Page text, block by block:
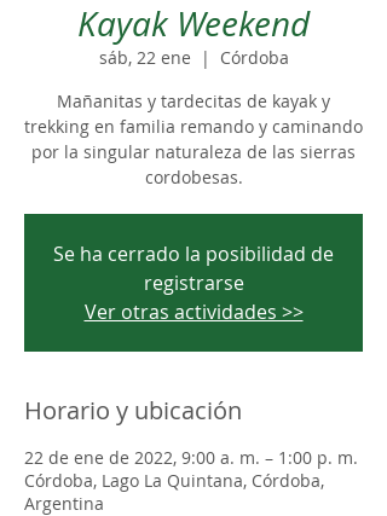
Kayak Weekend
sáb, 22 ene
  |
Córdoba
Mañanitas y tardecitas de kayak y
trekking en familia remando y caminando
por la singular naturaleza de las sierras
cordobesas.
Se ha cerrado la posibilidad de
registrarse
Ver otras actividades >>
Horario y ubicación
22 de ene de 2022, 9:00 a. m. – 1:00 p. m.
Córdoba, Lago La Quintana, Córdoba,
Argentina